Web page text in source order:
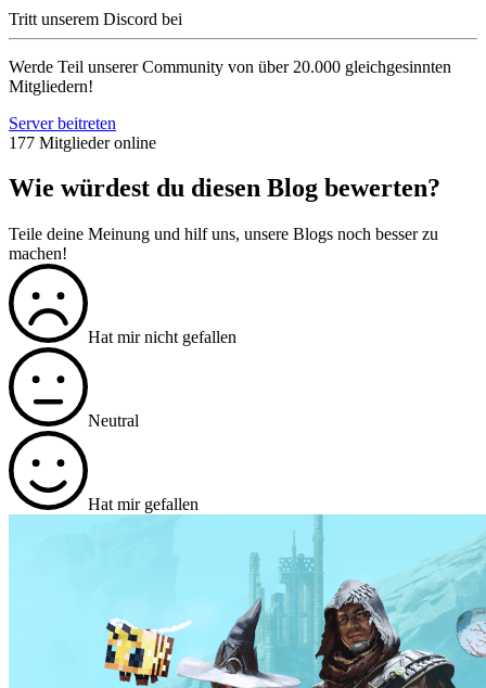
Tritt unserem Discord bei
Werde Teil unserer Community von über 20.000 gleichgesinnten
Mitgliedern!
Server beitreten
177 Mitglieder online
Wie würdest du diesen Blog bewerten?
Teile deine Meinung und hilf uns, unsere Blogs noch besser zu
machen!
Hat mir nicht gefallen
Neutral
Hat mir gefallen